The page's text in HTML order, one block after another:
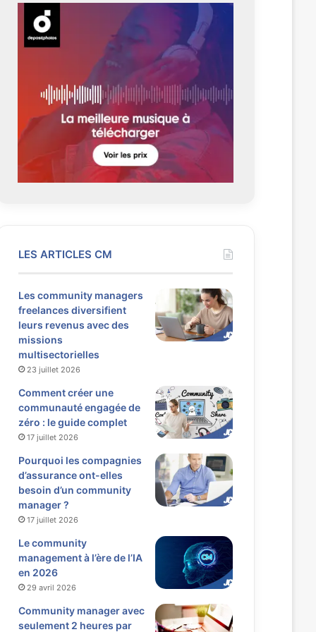
LES ARTICLES CM
Les community managers
freelances diversifient
leurs revenus avec des
missions
multisectorielles
23 juillet 2026
Comment créer une
communauté engagée de
zéro : le guide complet
17 juillet 2026
Pourquoi les compagnies
d’assurance ont-elles
besoin d’un community
manager ?
17 juillet 2026
Le community
management à l’ère de l’IA
en 2026
29 avril 2026
Community manager avec
seulement 2 heures par